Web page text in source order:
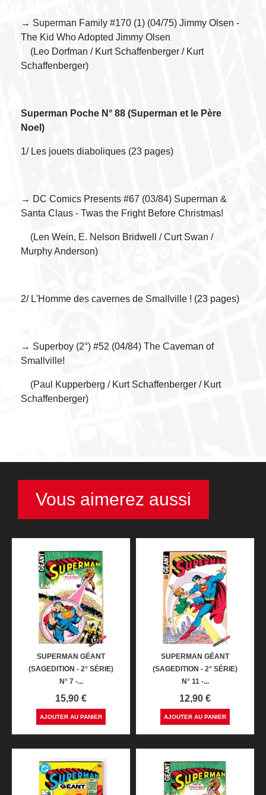
→ Superman Family #170 (1) (04/75) Jimmy Olsen -
The Kid Who Adopted Jimmy Olsen
(Leo Dorfman / Kurt Schaffenberger / Kurt
Schaffenberger)
Superman Poche N° 88 (Superman et le Père
Noel)
1/ Les jouets diaboliques (23 pages)
→ DC Comics Presents #67 (03/84) Superman &
Santa Claus - Twas the Fright Before Christmas!
(Len Wein, E. Nelson Bridwell / Curt Swan /
Murphy Anderson)
2/ L'Homme des cavernes de Smallville ! (23 pages)
→ Superboy (2°) #52 (04/84) The Caveman of
Smallville!
(Paul Kupperberg / Kurt Schaffenberger / Kurt
Schaffenberger)
Vous aimerez aussi
SUPERMAN GÉANT
(SAGEDITION - 2° SÉRIE)
N° 7 -...
Prix
15,90 €
AJOUTER AU PANIER
SUPERMAN GÉANT
(SAGEDITION - 2° SÉRIE)
N° 11 -...
Prix
12,90 €
AJOUTER AU PANIER